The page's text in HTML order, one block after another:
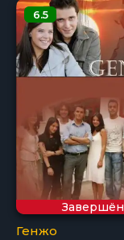
Завершён
6.5
Генжо